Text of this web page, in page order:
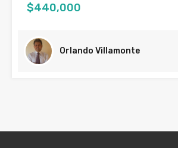
$440,000
Orlando Villamonte